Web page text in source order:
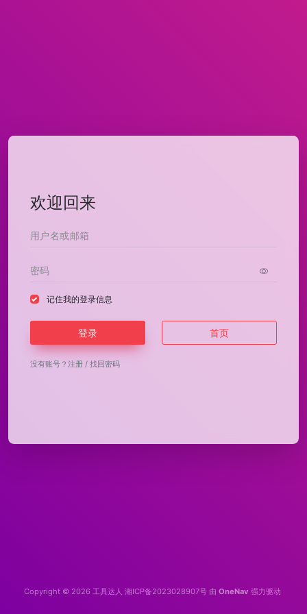
欢迎回来
记住我的登录信息
登录 首页
没有账号？ 注册 / 找回密码
Copyright © 2026 工具达人 湘ICP备2023028907号 由 OneNav 强力驱动